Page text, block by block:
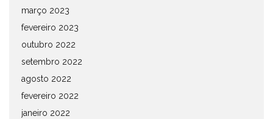
março 2023
fevereiro 2023
outubro 2022
setembro 2022
agosto 2022
fevereiro 2022
janeiro 2022